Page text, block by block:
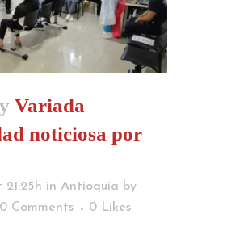
Variada
noticiosa por
21:25h in Antioquia by
0 Comments 0 Likes